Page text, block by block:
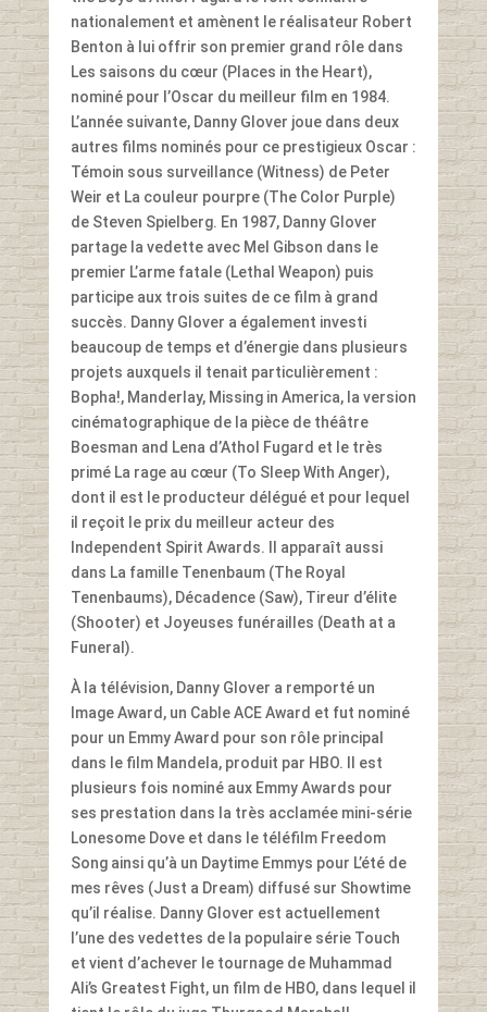
nationalement et amènent le réalisateur Robert
Benton à lui offrir son premier grand rôle dans
Les saisons du cœur (Places in the Heart),
nominé pour l’Oscar du meilleur film en 1984.
L’année suivante, Danny Glover joue dans deux
autres films nominés pour ce prestigieux Oscar :
Témoin sous surveillance (Witness) de Peter
Weir et La couleur pourpre (The Color Purple)
de Steven Spielberg. En 1987, Danny Glover
partage la vedette avec Mel Gibson dans le
premier L’arme fatale (Lethal Weapon) puis
participe aux trois suites de ce film à grand
succès. Danny Glover a également investi
beaucoup de temps et d’énergie dans plusieurs
projets auxquels il tenait particulièrement :
Bopha!, Manderlay, Missing in America, la version
cinématographique de la pièce de théâtre
Boesman and Lena d’Athol Fugard et le très
primé La rage au cœur (To Sleep With Anger),
dont il est le producteur délégué et pour lequel
il reçoit le prix du meilleur acteur des
Independent Spirit Awards. Il apparaît aussi
dans La famille Tenenbaum (The Royal
Tenenbaums), Décadence (Saw), Tireur d’élite
(Shooter) et Joyeuses funérailles (Death at a
Funeral).
À la télévision, Danny Glover a remporté un
Image Award, un Cable ACE Award et fut nominé
pour un Emmy Award pour son rôle principal
dans le film Mandela, produit par HBO. Il est
plusieurs fois nominé aux Emmy Awards pour
ses prestation dans la très acclamée mini-série
Lonesome Dove et dans le téléfilm Freedom
Song ainsi qu’à un Daytime Emmys pour L’été de
mes rêves (Just a Dream) diffusé sur Showtime
qu’il réalise. Danny Glover est actuellement
l’une des vedettes de la populaire série Touch
et vient d’achever le tournage de Muhammad
Ali’s Greatest Fight, un film de HBO, dans lequel il